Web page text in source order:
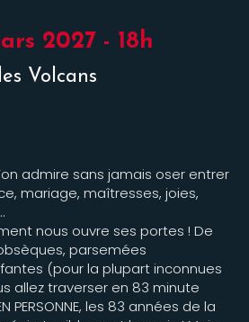
2027 - 18h
Volcans
admire sans jamais oser entrer
mariage, maîtresses, joies,
nous ouvre ses portes ! De
parsemées
(pour la plupart inconnues
allez traverser en 83 minute
PERSONNE, les 83 années de la